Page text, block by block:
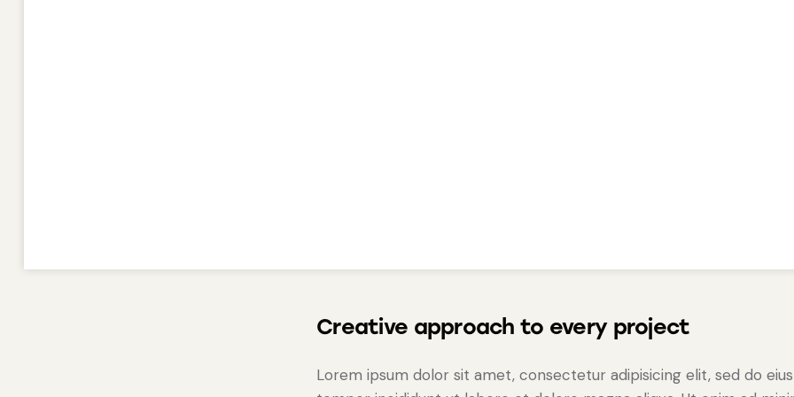
Creative approach to every project
Lorem ipsum dolor sit amet, consectetur adipisicing elit, sed do